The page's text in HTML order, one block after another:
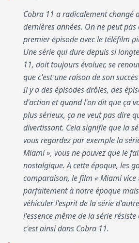
Cobra 11 a radicalement changé
dernières années. On ne peut
premier épisode avec le téléfilm
Une série qui dure depuis si
11, doit toujours évoluer, se
que c'est une raison de son
Il y a des épisodes drôles, des
d'action et quand l'on dit que ça
plus sérieux, ça ne veut pas dire
divertissant. Cela signifie que la
vous regardez par exemple la
Miami », vous ne pouvez que le
nostalgique. A cette époque, les
comparaison, le film « Miami vice
parfaitement à notre époque
véhiculer l'esprit de la série
l'essence même de la série
c'est ainsi dans Cobra 11.